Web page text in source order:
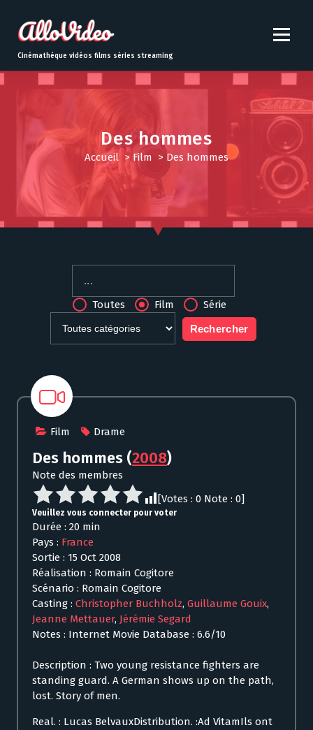
t
o
Cinémathèque vidéos films séries streaming
Des hommes
Accueil > Film > Des hommes
Toutes Film Série
Film Drame
Des hommes (2008)
Note des membres
[Votes : 0 Note : 0]
Veuillez vous connecter pour voter
Durée : 20 min
Pays : France
Sortie : 15 Oct 2008
Réalisation : Romain Cogitore
Scénario : Romain Cogitore
Casting : Christopher Buchholz, Guillaume Gouix,
Jeanne Mettauer, Jérémie Segard
Notes : Internet Movie Database : 6.6/10
Description : Two young resistance fighters are
standing guard. A German shows up on the path,
lost. Story of men.
Real. : Lucas BelvauxDistribution. :Ad VitamIls ont